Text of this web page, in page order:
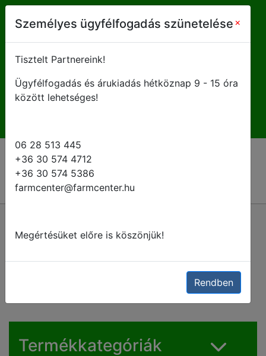
farmcenter@farmcenter.hu
H-P 8 - 16:30
Szórópisztolyok és
Termékkategóriák
Személyes ügyfélfogadás szünetelése ×
Tisztelt Partnereink!
Ügyfélfogadás és árukiadás hétköznap 9 - 15 óra
között lehetséges!
06 28 513 445
+36 30 574 4712
+36 30 574 5386
farmcenter@farmcenter.hu
Megértésüket előre is köszönjük!
Rendben